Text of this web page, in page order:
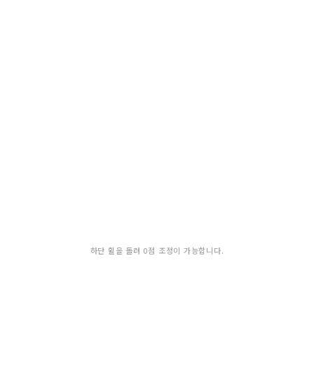
하단 휠을 돌려 0점 조정이 가능합니다.